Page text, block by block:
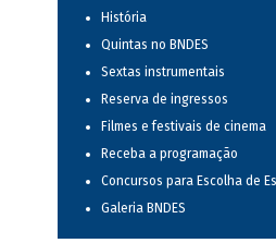
História
Quintas no BNDES
Sextas instrumentais
Reserva de ingressos
Filmes e festivais de cinema
Receba a programação
Concursos para Escolha de
Galeria BNDES